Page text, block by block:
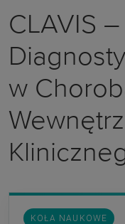
CLAVIS
w
KOŁA NAUKOWE